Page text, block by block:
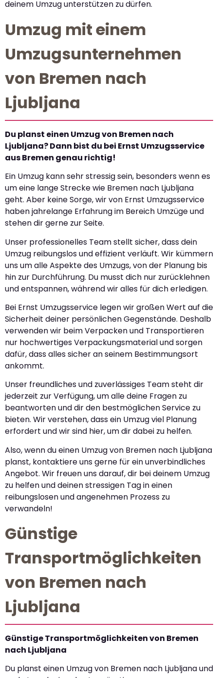
deinem Umzug unterstützen zu dürfen.
Umzug mit einem
Umzugsunternehmen
von Bremen nach
Ljubljana
Du planst einen Umzug von Bremen nach
Ljubljana? Dann bist du bei Ernst Umzugsservice
aus Bremen genau richtig!
Ein Umzug kann sehr stressig sein, besonders wenn es
um eine lange Strecke wie Bremen nach Ljubljana
geht. Aber keine Sorge, wir von Ernst Umzugsservice
haben jahrelange Erfahrung im Bereich Umzüge und
stehen dir gerne zur Seite.
Unser professionelles Team stellt sicher, dass dein
Umzug reibungslos und effizient verläuft. Wir kümmern
uns um alle Aspekte des Umzugs, von der Planung bis
hin zur Durchführung. Du musst dich nur zurücklehnen
und entspannen, während wir alles für dich erledigen.
Bei Ernst Umzugsservice legen wir großen Wert auf die
Sicherheit deiner persönlichen Gegenstände. Deshalb
verwenden wir beim Verpacken und Transportieren
nur hochwertiges Verpackungsmaterial und sorgen
dafür, dass alles sicher an seinem Bestimmungsort
ankommt.
Unser freundliches und zuverlässiges Team steht dir
jederzeit zur Verfügung, um alle deine Fragen zu
beantworten und dir den bestmöglichen Service zu
bieten. Wir verstehen, dass ein Umzug viel Planung
erfordert und wir sind hier, um dir dabei zu helfen.
Also, wenn du einen Umzug von Bremen nach Ljubljana
planst, kontaktiere uns gerne für ein unverbindliches
Angebot. Wir freuen uns darauf, dir bei deinem Umzug
zu helfen und deinen stressigen Tag in einen
reibungslosen und angenehmen Prozess zu
verwandeln!
Günstige
Transportmöglichkeiten
von Bremen nach
Ljubljana
Günstige Transportmöglichkeiten von Bremen
nach Ljubljana
Du planst einen Umzug von Bremen nach Ljubljana und